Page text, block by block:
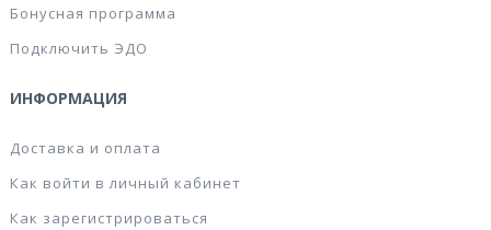
Бонусная программа
Подключить ЭДО
ИНФОРМАЦИЯ
Доставка и оплата
Как войти в личный кабинет
Как зарегистрироваться